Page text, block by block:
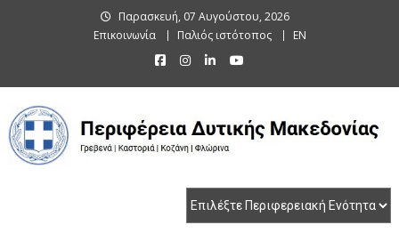
Παρασκευή, 07 Αυγούστου, 2026
Επικοινωνία
Παλιός ιστότοπος EN